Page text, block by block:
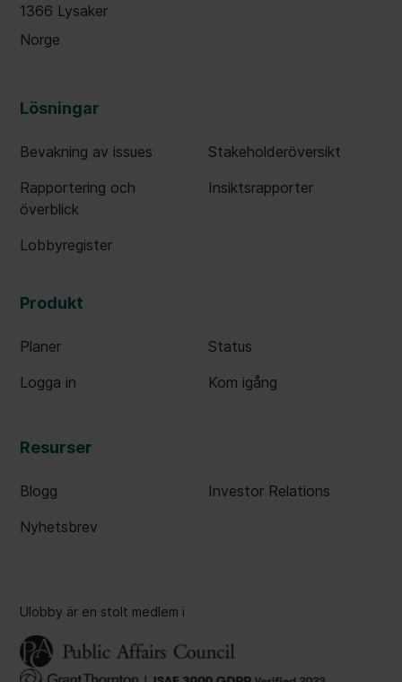
1366 Lysaker
Norge
Lösningar
Bevakning av issues
Stakeholderöversikt
Rapportering och
överblick
Insiktsrapporter
Lobbyregister
Produkt
Planer
Status
Logga in
Kom igång
Resurser
Blogg
Investor Relations
Nyhetsbrev
Ulobby är en stolt medlem i